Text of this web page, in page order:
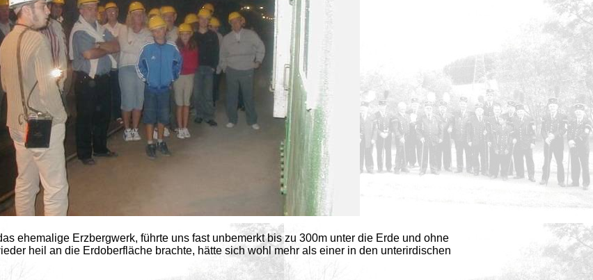
ehemalige Erzbergwerk, führte uns fast unbemerkt bis zu 300m unter die Erde und ohne
heil an die Erdoberfläche brachte, hätte sich wohl mehr als einer in den unterirdischen